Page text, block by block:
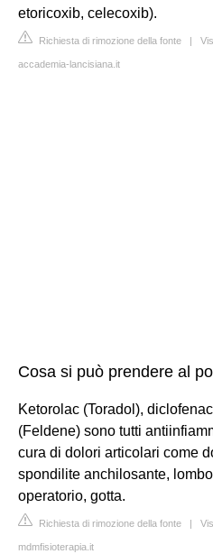
etoricoxib, celecoxib).
Richiesta di rimozione della fonte |
accademia-lancisiana.it
Cosa si può prendere al
Ketorolac (Toradol),
(Feldene) sono tutti
cura di dolori articolari come
spondilite anchilosante,
operatorio, gotta.
Richiesta di rimozione della fonte |
mdmfisioterapia.it